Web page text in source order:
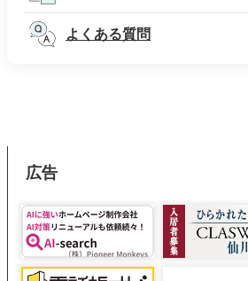
よくある質問
広告